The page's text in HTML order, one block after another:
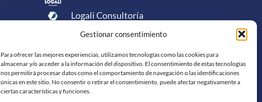
Gestionar consentimiento
Para ofrecer las mejores experiencias, utilizamos tecnologías como las cookies para
almacenar y/o acceder a la información del dispositivo. El consentimiento de estas tecnologías
nos permitirá procesar datos como el comportamiento de navegación o las identificaciones
únicas en este sitio. No consentir o retirar el consentimiento, puede afectar negativamente a
ciertas características y funciones.
Logali Consultoría
Logali Ingeniería